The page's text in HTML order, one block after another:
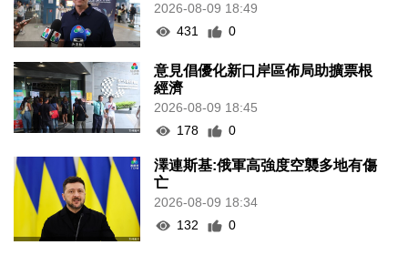
2026-08-09 18:49
431
0
意見倡優化新口岸區佈局助擴票根
經濟
2026-08-09 18:45
178
0
澤連斯基:俄軍高強度空襲多地有傷
亡
2026-08-09 18:34
132
0